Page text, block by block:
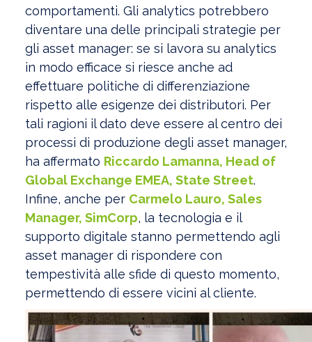
comportamenti. Gli analytics potrebbero
diventare una delle principali strategie per
gli asset manager: se si lavora su analytics
in modo efficace si riesce anche ad
effettuare politiche di differenziazione
rispetto alle esigenze dei distributori. Per
tali ragioni il dato deve essere al centro dei
processi di produzione degli asset manager,
ha affermato Riccardo Lamanna, Head of
Global Exchange EMEA, State Street.
Infine, anche per Carmelo Lauro, Sales
Manager, SimCorp, la tecnologia e il
supporto digitale stanno permettendo agli
asset manager di rispondere con
tempestività alle sfide di questo momento,
permettendo di essere vicini al cliente.